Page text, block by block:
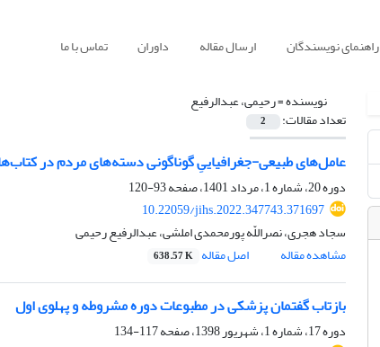
راهنمای نویسندگان ارسال مقاله داوران تماس با ما
نویسنده =رحیمی، عبدالرفیع
تعداد مقالات: 2
عامل‌های طبیعی-جغرافیاییِ گوناگونی دسته‌های مردم در
دوره 20، شماره 1، مرداد 1401، صفحه
93-120
10.22059/jihs.2022.347743.371697
سجاد هجری، نصراللّه پورمحمدی املشی، عبدالرفیع رحیمی
مشاهده مقاله
اصل مقاله 638.57 K
بازتاب گفتمان پزشکی در مطبوعات دوره مشروطه و پهلوی اول
دوره 17، شماره 1، شهریور 1398، صفحه
117-134